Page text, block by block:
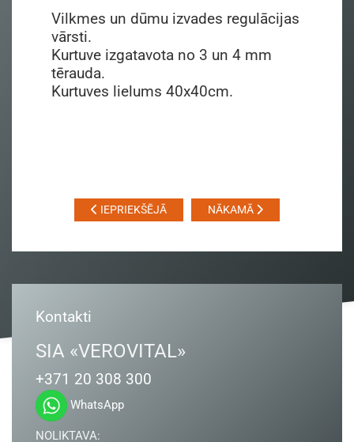
Vilkmes un dūmu izvades regulācijas
vārsti.
Kurtuve izgatavota no 3 un 4 mm
tērauda.
Kurtuves lielums 40x40cm.
IEPRIEKŠĒJĀ NĀKAMĀ
Kontakti
SIA «VEROVITAL»
+371 20 308 300
WhatsApp
NOLIKTAVA: